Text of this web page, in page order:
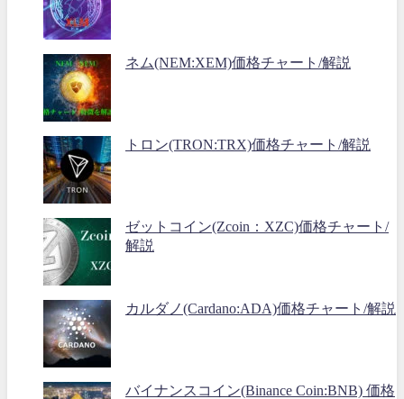
ネム(NEM:XEM)価格チャート/解説
トロン(TRON:TRX)価格チャート/解説
ゼットコイン(Zcoin：XZC)価格チャート/
解説
カルダノ(Cardano:ADA)価格チャート/解説
バイナンスコイン(Binance Coin:BNB) 価格